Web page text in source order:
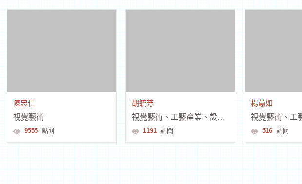
陳忠仁
視覺藝術
9555 點閱
胡毓芳
視覺藝術、工藝產業、設計品牌時尚
1191 點閱
楊蕙如
516 點閱